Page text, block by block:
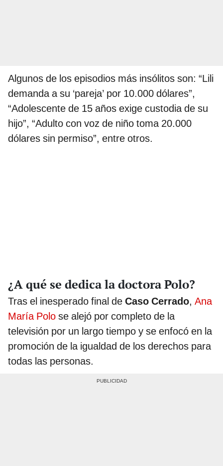
Algunos de los episodios más insólitos son: “Lili
demanda a su ‘pareja’ por 10.000 dólares”,
“Adolescente de 15 años exige custodia de su
hijo”, “Adulto con voz de niño toma 20.000
dólares sin permiso”, entre otros.
¿A qué se dedica la doctora Polo?
Tras el inesperado final de Caso Cerrado, Ana
María Polo se alejó por completo de la
televisión por un largo tiempo y se enfocó en la
promoción de la igualdad de los derechos para
todas las personas.